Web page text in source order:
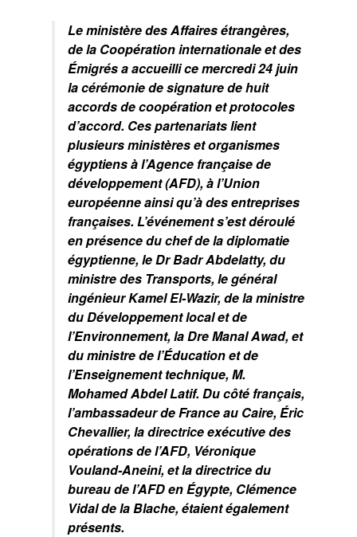
Le ministère des Affaires étrangères,
de la Coopération internationale et des
Émigrés a accueilli ce mercredi 24 juin
la cérémonie de signature de huit
accords de coopération et protocoles
d’accord. Ces partenariats lient
plusieurs ministères et organismes
égyptiens à l’Agence française de
développement (AFD), à l’Union
européenne ainsi qu’à des entreprises
françaises. L’événement s’est déroulé
en présence du chef de la diplomatie
égyptienne, le Dr Badr Abdelatty, du
ministre des Transports, le général
ingénieur Kamel El-Wazir, de la ministre
du Développement local et de
l’Environnement, la Dre Manal Awad, et
du ministre de l’Éducation et de
l’Enseignement technique, M.
Mohamed Abdel Latif. Du côté français,
l’ambassadeur de France au Caire, Éric
Chevallier, la directrice exécutive des
opérations de l’AFD, Véronique
Vouland-Aneini, et la directrice du
bureau de l’AFD en Égypte, Clémence
Vidal de la Blache, étaient également
présents.